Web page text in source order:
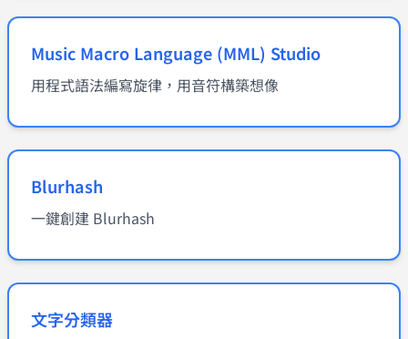
Music Macro Language (MML) Studio
用程式語法編寫旋律，用音符構築想像
Blurhash
一鍵創建 Blurhash
文字分類器